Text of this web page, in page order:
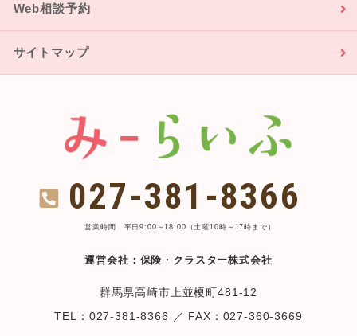
Web相談予約
サイトマップ
027-381-8366
営業時間 平日9:00～18:00（土曜10時～17時まで）
運営会社：保険・クラスター株式会社
群馬県高崎市上並榎町481-12
TEL：027-381-8366 ／ FAX：027-360-3669